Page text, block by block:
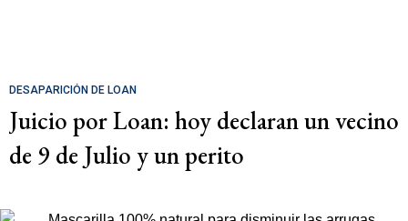
DESAPARICIÓN DE LOAN
Juicio por Loan: hoy declaran un vecino
de 9 de Julio y un perito